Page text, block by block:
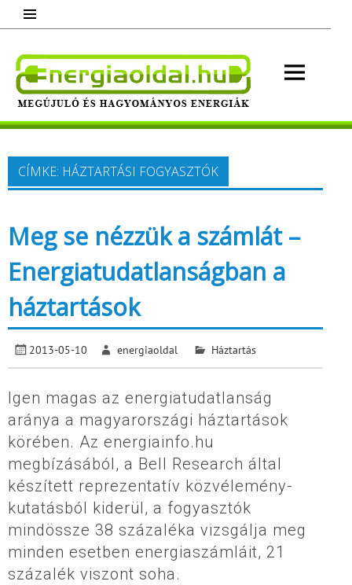
content
Megújuló és hagyományos energiák.
Minden, ami energia!
CÍMKE: HÁZTARTÁSI FOGYASZTÓK
Meg se nézzük a számlát –
Energiatudatlanságban a
háztartások
2013-05-10 energiaoldal Háztartás
Igen magas az energiatudatlanság
aránya a magyarországi háztartások
körében. Az energiainfo.hu
megbízásából, a Bell Research által
készített reprezentatív közvélemény-
kutatásból kiderül, a fogyasztók
mindössze 38 százaléka vizsgálja meg
minden esetben energiaszámláit, 21
százalék viszont soha.